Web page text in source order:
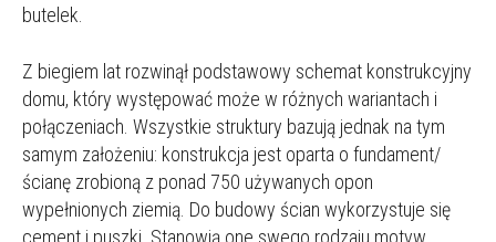
butelek.
Z biegiem lat rozwinął podstawowy schemat konstrukcyjny
domu, który występować może w różnych wariantach i
połączeniach. Wszystkie struktury bazują jednak na tym
samym założeniu: konstrukcja jest oparta o fundament/
ścianę zrobioną z ponad 750 używanych opon
wypełnionych ziemią. Do budowy ścian wykorzystuje się
cement i puszki. Stanowią one swego rodzaju motyw